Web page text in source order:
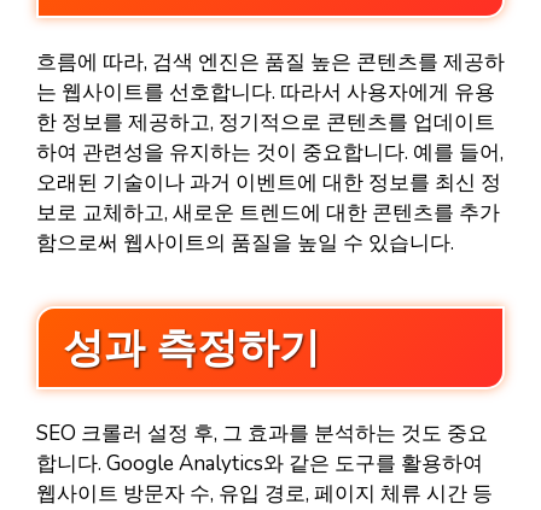
흐름에 따라, 검색 엔진은 품질 높은 콘텐츠를 제공하
는 웹사이트를 선호합니다. 따라서 사용자에게 유용
한 정보를 제공하고, 정기적으로 콘텐츠를 업데이트
하여 관련성을 유지하는 것이 중요합니다. 예를 들어,
오래된 기술이나 과거 이벤트에 대한 정보를 최신 정
보로 교체하고, 새로운 트렌드에 대한 콘텐츠를 추가
함으로써 웹사이트의 품질을 높일 수 있습니다.
성과 측정하기
SEO 크롤러 설정 후, 그 효과를 분석하는 것도 중요
합니다. Google Analytics와 같은 도구를 활용하여
웹사이트 방문자 수, 유입 경로, 페이지 체류 시간 등